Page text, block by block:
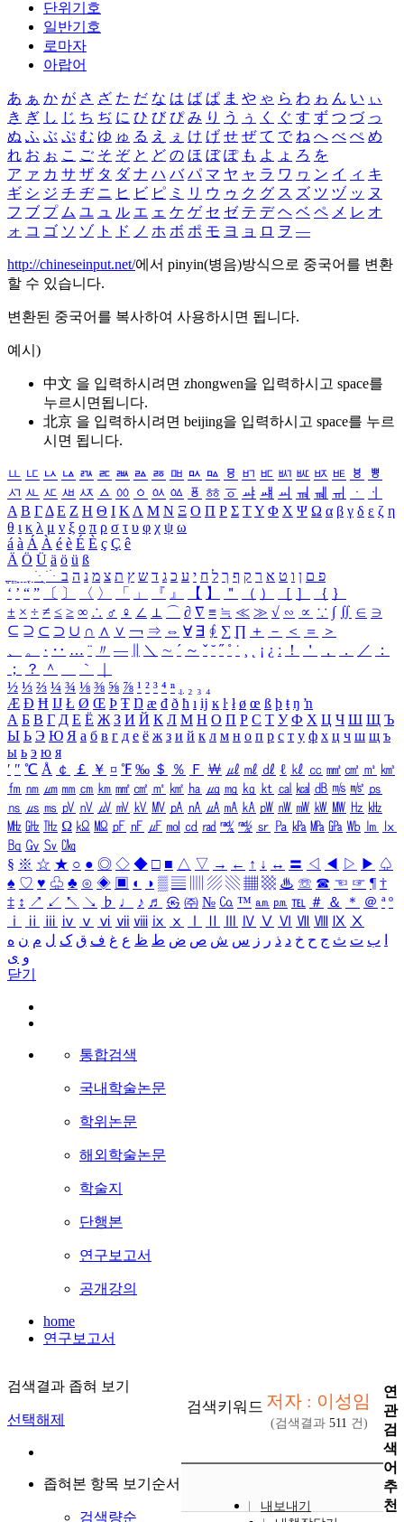
단위기호
일반기호
로마자
아랍어
あ ぁ か が さ ざ た だ な は ば ぱ ま や ゃ ら わ ゎ ん い ぃ
き ぎ し じ ち ぢ に ひ び ぴ み り う ぅ く ぐ す ず つ づ っ
ぬ ふ ぶ ぷ む ゆ ゅ る え ぇ け げ せ ぜ て で ね へ べ ぺ め
れ お ぉ こ ご そ ぞ と ど の ほ ぼ ぽ も よ ょ ろ を
ア ァ カ サ ザ タ ダ ナ ハ バ パ マ ヤ ャ ラ ワ ヮ ン イ ィ キ
ギ シ ジ チ ヂ ニ ヒ ビ ピ ミ リ ウ ゥ ク グ ス ズ ツ ヅ ッ ヌ
フ ブ プ ム ユ ュ ル エ ェ ケ ゲ セ ゼ テ デ ヘ ベ ペ メ レ オ
ォ コ ゴ ソ ゾ ト ド ノ ホ ボ ポ モ ヨ ョ ロ ヲ ―
http://chineseinput.net/에서 pinyin(병음)방식으로 중국어를 변환
할 수 있습니다.
변환된 중국어를 복사하여 사용하시면 됩니다.
예시)
中文 을 입력하시려면 zhongwen을 입력하시고 space를
누르시면됩니다.
北京 을 입력하시려면 beijing을 입력하시고 space를 누르
시면 됩니다.
ㅥ ㅦ ㅧ ㅨ ㅩ ㅪ ㅫ ㅬ ㅭ ㅮ ㅯ ㅰ ㅱ ㅲ ㅳ ㅴ ㅵ ㅶ ㅷ ㅸ
ㅹ
ㅺ ㅻ ㅼ ㅽ ㅾ ㅿ ㆀ ㆁ ㆂ ㆃ ㆄ ㆅ ㆆ ㆇ ㆈ ㆉ ㆊ ㆋ ㆌ ㆍ
ㆎ
Α Β ΓΔ Ε Ζ Η Θ Ι ΚΛ Μ Ν Ξ Ο Π Ρ Σ ΤΥ Φ Χ Ψ Ω α β γ δ ε ζ η
θ ι κ λ μ ν ξ ο π ρ σ τ υ φ χ ψ ω
á à Á À é è É È ç Ç ê
Ä Ö Ü ä ö ü ß
ִֶֹ ֻּ ׁׂ פ ם ן ו ט א ר ק ף ך ל ח י ע כ ג ד ש ץ ת צ מ נ ה ב
‘ ’ “ ” 〔 〕 〈 〉 「 」 『 』 【 】 ＂ （ ） ［ ］ ｛ ｝
± × ÷ ≠ ≤ ≥ ∞ ∴ ♂ ♀ ∠ ⊥ ⌒ ∂ ∇ ≡ ≒ ≪ ≫ √ ∽ ∝ ∵ ∫ ∬ ∈ ∋
⊆ ⊇ ⊂ ⊃ ∪ ∩ ∧ ∨ ￢ ⇒ ⇔ ∀ ∃ ∮ ∑ ∏ ＋ － ＜ ＝
＞
、
。 · ‥ … ¨ 〃 ― ＼ ∼ ´ ～ ˇ ˘ ˝ ˚ ˙ ¸ ¡ ¿ ː ！ ＇ ， ． ／
：
；
？ ＾ ｀
½ ⅓ ⅔ ¼ ¾ ⅛ ⅜ ⅝ ⅞ ¹ ² ³ ⁴ ⁿ ₁ ₂ ₃ ₄
Æ Ð Ħ Ĳ Ł Ø Œ Þ Ŧ Ŋ æ đ ð ħ ı ĳ ĸ ŀ ł ø œ ß þ ŧ ŋ ŉ
А Б В Г Д Е Ё Ж З И Й К Л М Н О П Р С Т У Ф Х Ц Ч Ш Щ Ъ
Ы Ь Э Ю Я а б в г д е ё ж з и й к л м н о п р с т у ф х ц ч ш щ ъ
ы ь э ю я
′ ″ ℃ Å ￠ ￡ ￥ ¤ ℉ ‰ ＄ ％ Ｆ ￦ ㎕ ㎖ ㎗ ℓ ㎘ ㏄ ㎣ ㎤ ㎥ ㎦
㎙ ㎚ ㎛ ㎜ ㎝ ㎞ ㎟ ㎠ ㎡ ㎢ ㏊ ㎍ ㎎ ㎏ ㏏ ㎈ ㎉ ㏈ ㎧ ㎨ ㎰
㎱ ㎲ ㎳ ㎴ ㎵ ㎶ ㎷ ㎸ ㎹ ㎀ ㎁ ㎂ ㎃ ㎄ ㎺ ㎻ ㎽ ㎾ ㎿ ㎐ ㎑
㎒ ㎓ ㎔ Ω ㏀ ㏁ ㎊ ㎋ ㎌ ㏖ ㏅ ㎭ ㎮ ㎯ ㏛ ㎩ ㎪ ㎫ ㎬ ㏝ ㏐
㏓
㏃ ㏉ ㏜ ㏆
§ ※ ☆ ★ ○ ● ◎ ◇ ◆ □ ■ △ ▽ → ← ↑ ↓ ↔ 〓 ◁ ◀ ▷ ▶ ♤
♠ ♡ ♥ ♧ ♣ ⊙ ◈ ▣ ◐ ◑ ▒ ▤ ▨ ▧ ▦ ▩ ♨ ☏ ☎ ☜ ☞ ¶ †
‡ ↕ ↗ ↙ ↖ ↘ ♭ ♩ ♪ ♬ ㉿ ㈜ № ㏇ ™ ㏂ ㏘ ℡ ＃ ＆ ＊ ＠ ª º
ⅰ
ⅱ ⅲ ⅳ ⅴ ⅵ ⅶ ⅷ ⅸ ⅹ Ⅳ Ⅴ Ⅵ Ⅶ Ⅷ Ⅸ Ⅹ
ب ت ث ج ح خ د ذ ر ز س ش ص ض ط ظ ع غ ف ق ک ل م ن ه
و ی
닫기
통합검색
국내학술논문
학위논문
해외학술논문
학술지
단행본
연구보고서
공개강의
home
연구보고서
검색결과 좁혀 보기
선택해제
좁혀본 항목 보기순서
검색량순
검색키워드 저자 : 이성임
(검색결과 511 건)
내보내기
연
관
검
색
어
추
천